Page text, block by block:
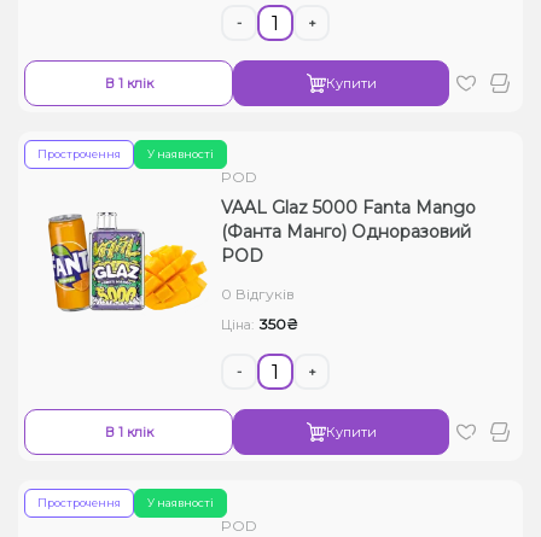
- +
В 1 клік Купити
У наявності
Прострочення
POD
VAAL Glaz 5000 Fanta Mango
(Фанта Манго) Одноразовий
POD
0 Відгуків
Ціна: 350₴
- +
В 1 клік Купити
У наявності
Прострочення
POD